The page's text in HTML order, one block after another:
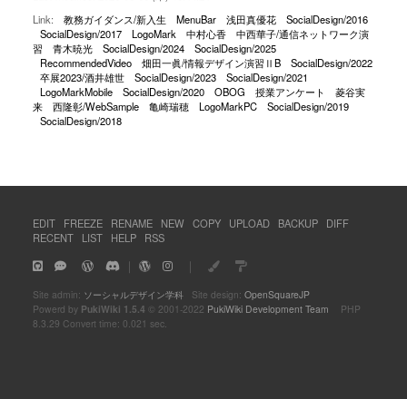
Link:
教務ガイダンス/新入生 MenuBar 浅田真優花
SocialDesign/2016
SocialDesign/2017
LogoMark 中村心香
中西華子/通信ネットワーク演
習
青木暁光 SocialDesign/2024
SocialDesign/2025
RecommendedVideo
畑田一眞/情報デザイン演習ⅡB
SocialDesign/2022
卒展2023/酒井雄世
SocialDesign/2023
SocialDesign/2021
LogoMarkMobile
SocialDesign/2020 OBOG 授業アンケート
菱谷実
来
西隆彰/WebSample 亀崎瑞穂 LogoMarkPC
SocialDesign/2019
SocialDesign/2018
EDIT FREEZE RENAME NEW COPY UPLOAD BACKUP
DIFF
RECENT
LIST HELP RSS
｜ ｜
Site admin: ソーシャルデザイン学科Site design: OpenSquareJP
Powerd by PukiWiki 1.5.4 © 2001-2022 PukiWiki Development Team PHP
8.3.29 Convert time: 0.021 sec.